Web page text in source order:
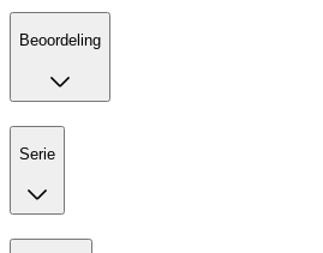
Beoordeling
Serie